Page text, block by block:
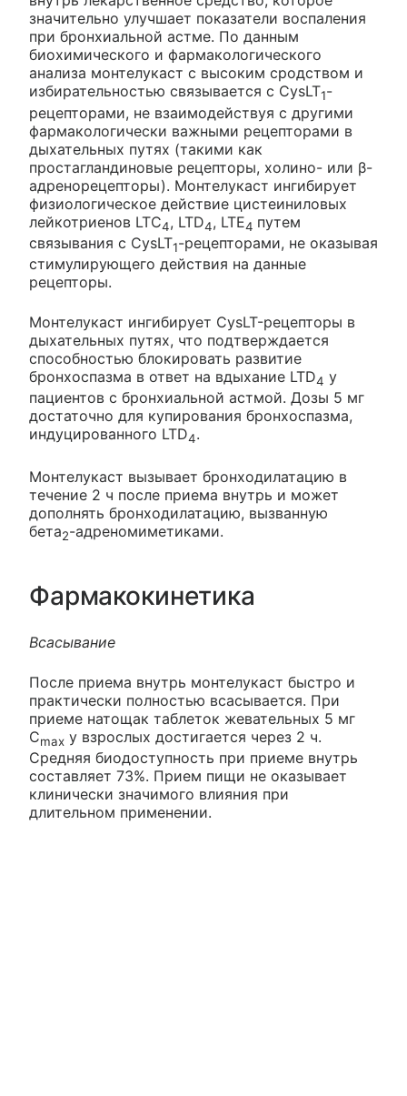
значительно улучшает показатели воспаления
при бронхиальной астме. По данным
биохимического и фармакологического
анализа монтелукаст с высоким сродством и
избирательностью связывается с CysLT1-
рецепторами, не взаимодействуя с другими
фармакологически важными рецепторами в
дыхательных путях (такими как
простагландиновые рецепторы, холино- или β-
адренорецепторы). Монтелукаст ингибирует
физиологическое действие цистеиниловых
лейкотриенов LTC4, LTD4, LTE4 путем
связывания с CysLT1-рецепторами, не оказывая
стимулирующего действия на данные
рецепторы.
Монтелукаст ингибирует CysLT-рецепторы в
дыхательных путях, что подтверждается
способностью блокировать развитие
бронхоспазма в ответ на вдыхание LTD4 у
пациентов с бронхиальной астмой. Дозы 5 мг
достаточно для купирования бронхоспазма,
индуцированного LTD4.
Монтелукаст вызывает бронходилатацию в
течение 2 ч после приема внутрь и может
дополнять бронходилатацию, вызванную
бета2-адреномиметиками.
Фармакокинетика
Всасывание
После приема внутрь монтелукаст быстро и
практически полностью всасывается. При
приеме натощак таблеток жевательных 5 мг
Cmax у взрослых достигается через 2 ч.
Средняя биодоступность при приеме внутрь
составляет 73%. Прием пищи не оказывает
клинически значимого влияния при
длительном применении.